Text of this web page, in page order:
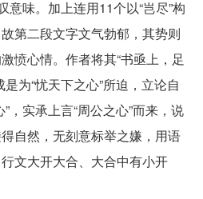
意味。加上连用11个以“岂尽”构
第二段文字文气勃郁，其势则
愤心情。作者将其“书亟上，足
为“忧天下之心”所迫，立论自
，实承上言“周公之心”而来，说
自然，无刻意标举之嫌，用语
文大开大合、大合中有小开